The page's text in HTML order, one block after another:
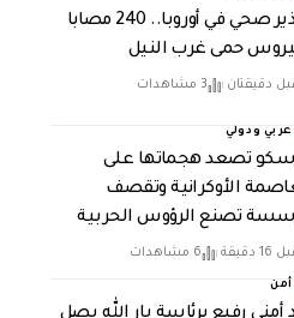
تحذير صحي في أوروبا.. 240 مصابا
حمى غرب النيل
دقيقتان 3 مشاهدات
عربي ودولي
تصعد هجماتها على
الأوكرانية وتقصف
تصنع الرؤوس الحربية
16 دقيقة 6 مشاهدات
أمن
أمني رفيع برئاسة يار الله يصل